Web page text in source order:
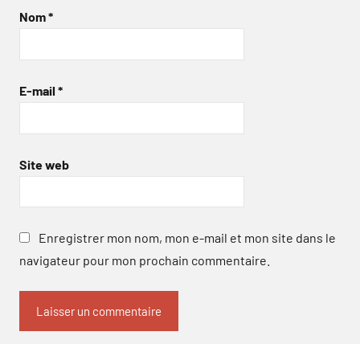
Nom*
E-mail *
Site web
Enregistrer mon nom, mon e-mail et mon site dans le
navigateur pour mon prochain commentaire.